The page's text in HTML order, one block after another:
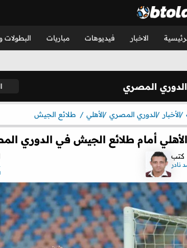
الاخبار فيديوهات مباريات البطولات
الدوري المصري
الأخبار الدوري المصري الأهلي طلائع الجيش
الأهلي أمام طلائع الجيش في الدوري
كتب
نادر 1